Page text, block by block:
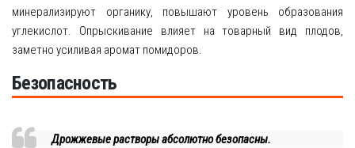
минерализируют органику, повышают уровень образования
углекислот. Опрыскивание влияет на товарный вид плодов,
заметно усиливая аромат помидоров.
Безопасность
Дрожжевые растворы абсолютно безопасны.